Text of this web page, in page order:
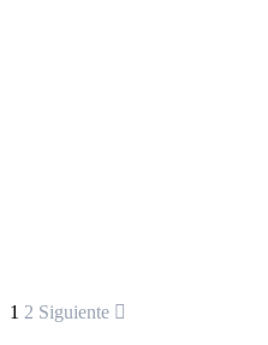
1 2 Siguiente